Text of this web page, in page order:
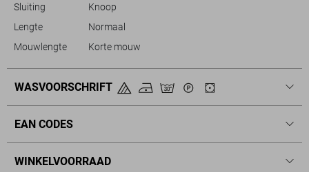
Sluiting
Knoop
Lengte
Normaal
Mouwlengte
Korte mouw
WASVOORSCHRIFT
EAN CODES
WINKELVOORRAAD